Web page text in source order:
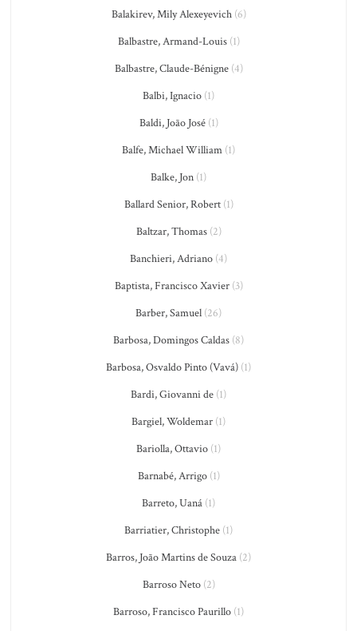
Balakirev, Mily Alexeyevich(6)
Balbastre, Armand-Louis(1)
Balbastre, Claude-Bénigne(4)
Balbi, Ignacio (1)
Baldi, João José(1)
Balfe, Michael William (1)
Balke, Jon (1)
Ballard Senior, Robert(1)
Baltzar, Thomas(2)
Banchieri, Adriano (4)
Baptista, Francisco Xavier(3)
Barber, Samuel (26)
Barbosa, Domingos Caldas (8)
Barbosa, Osvaldo Pinto (Vavá) (1)
Bardi, Giovanni de (1)
Bargiel, Woldemar (1)
Bariolla, Ottavio (1)
Barnabé, Arrigo(1)
Barreto, Uaná (1)
Barriatier, Christophe (1)
Barros, João Martins de Souza (2)
Barroso Neto(2)
Barroso, Francisco Paurillo (1)